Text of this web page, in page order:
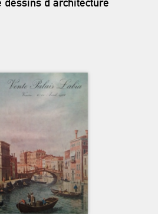
dessins d’architecture